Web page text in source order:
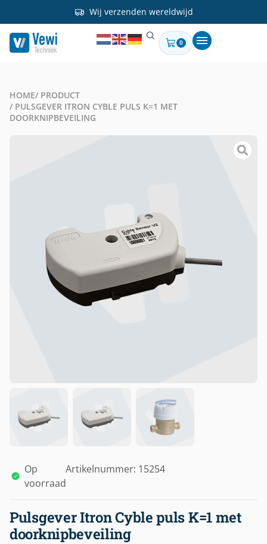
Wij verzenden wereldwijd
0
HOME/ PRODUCT
/ PULSGEVER ITRON CYBLE PULS K=1 MET
DOORKNIPBEVEILING
Op
voorraad
Artikelnummer: 15254
Pulsgever Itron Cyble puls K=1 met
doorknipbeveiling